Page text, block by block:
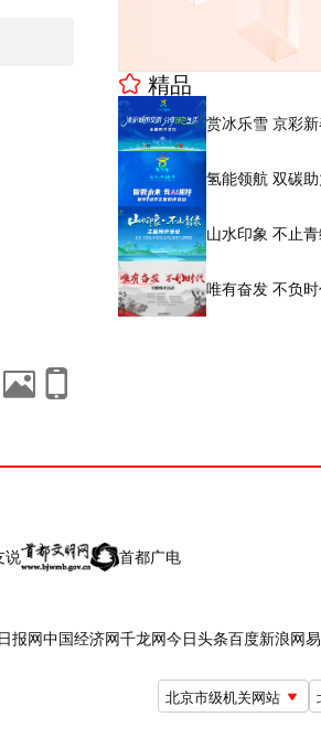
精品
赏冰乐雪 京彩
氢能领航 双碳助
山水印象 不止
唯有奋发 不负
说 首都广电
报网中国经济网千龙网今日头条百度新浪网易
北京市级机关网站